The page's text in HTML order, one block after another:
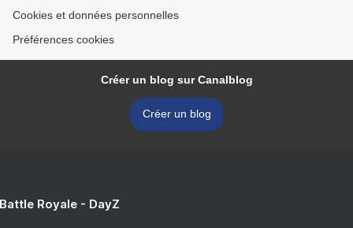
Cookies et données personnelles
Préférences cookies
Créer un blog sur Canalblog
Créer un blog
Royale - DayZ